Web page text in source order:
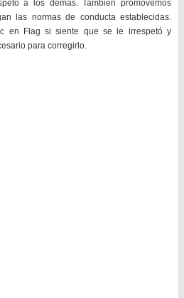
a los demás. También promovemos
las normas de conducta establecidas.
en Flag si siente que se le irrespetó y
para corregirlo.